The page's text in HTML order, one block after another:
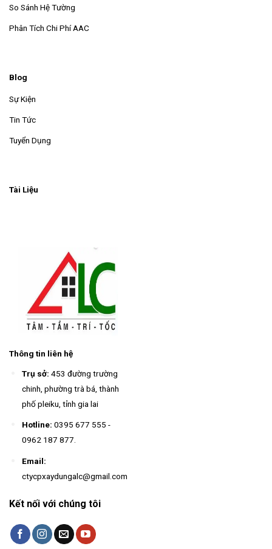
So Sánh Hệ Tường
Phân Tích Chi Phí AAC
Blog
Sự Kiện
Tin Tức
Tuyển Dụng
Tài Liệu
Thông tin liên hệ
Trụ sở: 453 đường trường
chinh, phường trà bá, thành
phố pleiku, tỉnh gia lai
Hotline: 0395 677 555 -
0962 187 877.
Email:
ctycpxaydungalc@gmail.com
Kết nối với chúng tôi